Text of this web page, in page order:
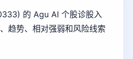
的 Agu AI 个股诊股入
趋势、相对强弱和风险线索